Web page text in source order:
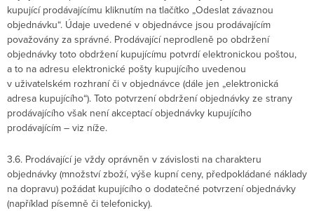
kupující prodávajícímu kliknutím na tlačítko „Odeslat závaznou
objednávku“. Údaje uvedené v objednávce jsou prodávajícím
považovány za správné. Prodávající neprodleně po obdržení
objednávky toto obdržení kupujícímu potvrdí elektronickou poštou,
a to na adresu elektronické pošty kupujícího uvedenou
v uživatelském rozhraní či v objednávce (dále jen „elektronická
adresa kupujícího“). Toto potvrzení obdržení objednávky ze strany
prodávajícího však není akceptací objednávky kupujícího
prodávajícím – viz níže.
3.6. Prodávající je vždy oprávněn v závislosti na charakteru
objednávky (množství zboží, výše kupní ceny, předpokládané náklady
na dopravu) požádat kupujícího o dodatečné potvrzení objednávky
(například písemně či telefonicky).